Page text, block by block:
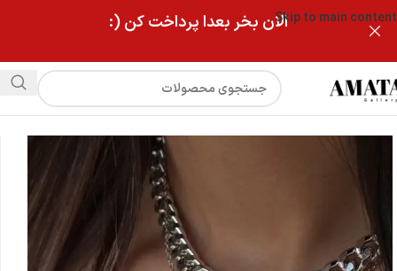
Skip to main contentالان بخر بعدا پرداخت کن (:
فروشگاه گردنبند دوریفه کارتیر و ستاره مشکی با حک دلخواه